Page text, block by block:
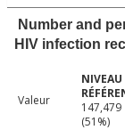
Number and
HIV infection
Valeur
147,479
(51%)